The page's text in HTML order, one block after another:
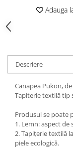
Adauga
Descriere
Canapea Pukon,
Tapiterie textilă tip
Produsul se poate
1. Lemn: aspect de
2. Tapițerie textilă
piele ecologică.